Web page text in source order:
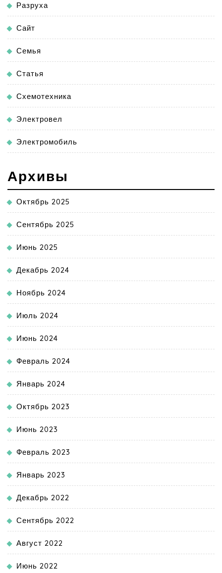
Разруха
Сайт
Семья
Статья
Схемотехника
Электровел
Электромобиль
Архивы
Октябрь 2025
Сентябрь 2025
Июнь 2025
Декабрь 2024
Ноябрь 2024
Июль 2024
Июнь 2024
Февраль 2024
Январь 2024
Октябрь 2023
Июнь 2023
Февраль 2023
Январь 2023
Декабрь 2022
Сентябрь 2022
Август 2022
Июнь 2022